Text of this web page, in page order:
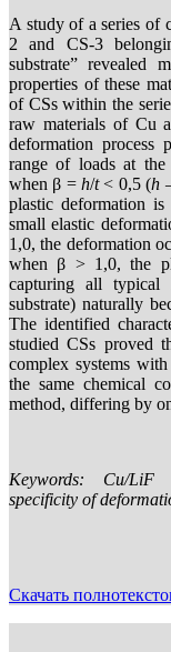
A study of a series of
2 and CS-3
substrate” revealed
properties of these
of CSs within the
raw materials of Cu
deformation process
range of loads at the
when β =h/t< 0,5 (h
plastic deformation
small elastic
1,0, the deformation
when β > 1,0, the
capturing all typical
substrate) naturally
The identified
studied CSs proved
complex systems
the same chemical
method, differing by
Keywords: Cu/LiF
specificity of
Скачать